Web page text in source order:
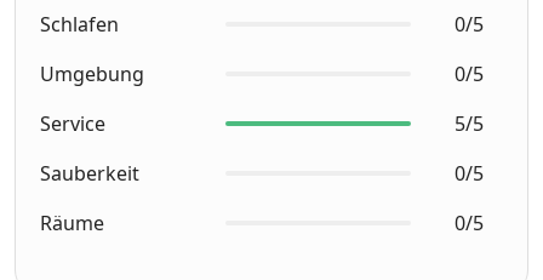
Schlafen
0/5
Umgebung
0/5
Service
5/5
Sauberkeit
0/5
Räume
0/5